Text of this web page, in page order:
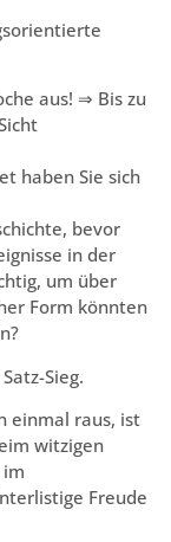
aus! ⇒ Bis zu
haben Sie sich
bevor
in der
um über
Form könnten
Sieg.
einmal raus, ist
witzigen
im
Freude